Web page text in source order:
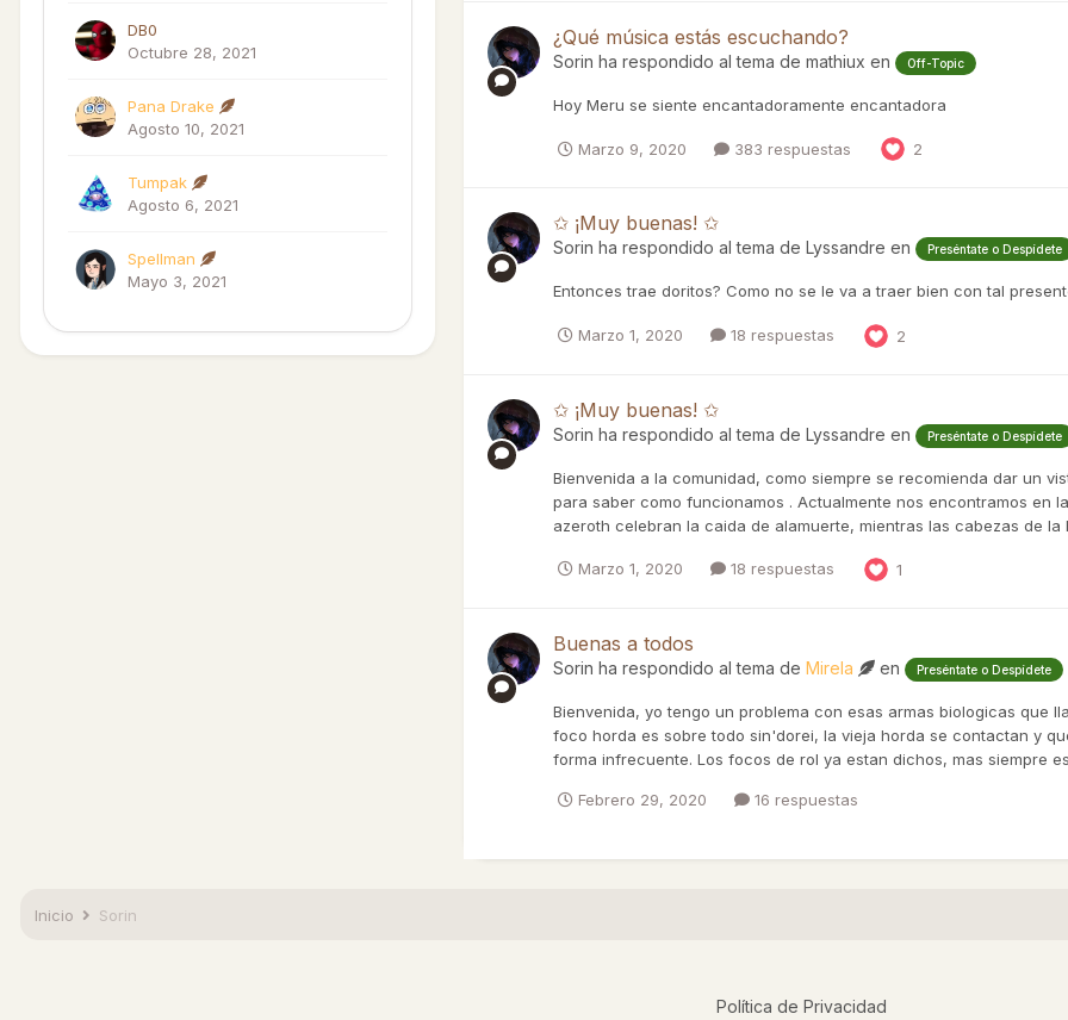
DB0
Octubre 28, 2021
Pana Drake
Agosto 10, 2021
Tumpak
Agosto 6, 2021
Spellman
Mayo 3, 2021
¿Qué música estás escuchando?
Sorin ha respondido al tema de mathiux en Off-Topic
Hoy Meru se siente encantadoramente encantadora
Marzo 9, 2020 383 respuestas 2
✩ ¡Muy buenas! ✩
Sorin ha respondido al tema de Lyssandre en Preséntate o Despídete
Entonces trae doritos? Como no se le va a traer bien con tal
Marzo 1, 2020 18 respuestas 2
✩ ¡Muy buenas! ✩
Sorin ha respondido al tema de Lyssandre en Preséntate o Despídete
Bienvenida a la comunidad, como siempre se recomienda dar un
para saber como funcionamos . Actualmente nos encontramos en
azeroth celebran la caida de alamuerte, mientras las cabezas de
Marzo 1, 2020 18 respuestas 1
Buenas a todos
Sorin ha respondido al tema de Mirela en Preséntate o Despídete
Bienvenida, yo tengo un problema con esas armas biologicas que
foco horda es sobre todo sin'dorei, la vieja horda se contactan y
forma infrecuente. Los focos de rol ya estan dichos, mas siempre
Febrero 29, 2020 16 respuestas
Inicio Sorin
Política de Privacidad